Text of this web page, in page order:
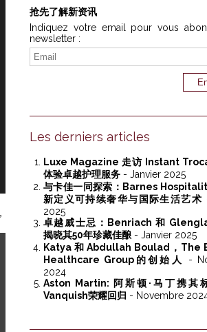
抢先了解新资讯
Indiquez votre email pour vous
newsletter :
Les derniers articles
Luxe Magazine 走访 Instant
体验卓越护理服务- Janvier 2025
与卡佳一同探索：Barnes
新定义可持续奢华与国际生活艺术
2025
卓越威士忌：Benriach 和
揭晓其50年珍藏佳酿- Janvier 2025
Katya 和 Abdullah Boulad，The
Healthcare Group的创始人
-
2024
Aston Martin: 阿斯顿·马丁携其
Vanquish荣耀回归 - Novembre